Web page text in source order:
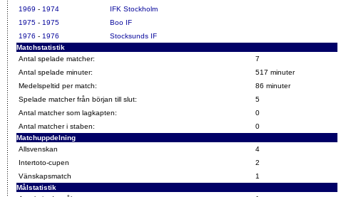
1969 - 1974
IFK Stockholm
1975 - 1975
Boo IF
1976 - 1976
Stocksunds IF
Matchstatistik
Antal spelade matcher:
7
Antal spelade minuter:
517 minuter
Medelspeltid per match:
86 minuter
Spelade matcher från början till slut:
5
Antal matcher som lagkapten:
0
Antal matcher i staben:
0
Matchuppdelning
Allsvenskan
4
Intertoto-cupen
2
Vänskapsmatch
1
Målstatistik